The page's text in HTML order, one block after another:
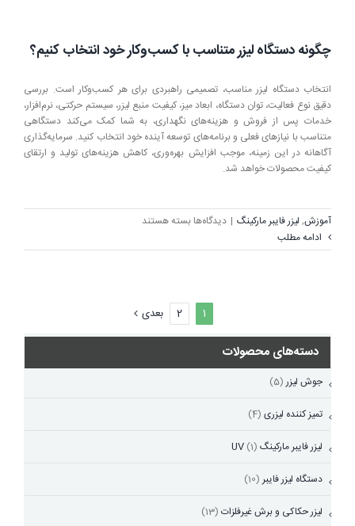
صنعتی
کیفیت
بالا
چگونه دستگاه لیزر متناسب با کسب‌وکار خود انتخاب کنیم؟
انتخاب دستگاه لیزر مناسب، تصمیمی راهبردی برای هر کسب‌وکار است. بررسی
دقیق نوع فعالیت، توان دستگاه، ابعاد میز، کیفیت منبع لیزر، سیستم حرکتی، نرم‌افزار،
خدمات پس از فروش و هزینه‌های نگهداری، به شما کمک می‌کند دستگاهی
متناسب با نیازهای فعلی و برنامه‌های توسعه آینده خود انتخاب کنید. سرمایه‌گذاری
آگاهانه در این زمینه، موجب افزایش بهره‌وری، کاهش هزینه‌های تولید و ارتقای
کیفیت محصولات خواهد شد.
آموزش, لیزر فایبر مارکینگ | دیدگاه‌ها برای
دستگاه
با
کسب‌وکار
بسته هستند
ادامه مطلب
1
2 بعدی
دسته‌های محصولات
جوش لیزر (5)
تمیز کننده لیزری (4)
لیزر فایبر مارکینگ UV (1)
دستگاه لیزر فایبر (10)
لیزر حکاکی و برش غیرفلزات (13)